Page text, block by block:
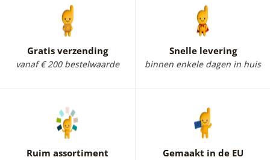
Gratis verzending
vanaf € 200 bestelwaarde
Snelle levering
binnen enkele dagen in huis
Ruim assortiment Gemaakt in de EU